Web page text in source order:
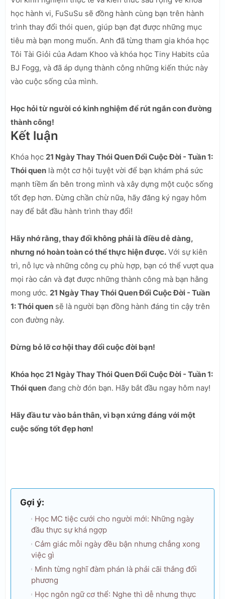
học hành vi, FuSuSu sẽ đồng hành cùng bạn trên hành
trình thay đổi thói quen, giúp bạn đạt được những mục
tiêu mà bạn mong muốn. Anh đã từng tham gia khóa học
Tôi Tài Giỏi của Adam Khoo và khóa học Tiny Habits của
BJ Fogg, và đã áp dụng thành công những kiến thức này
vào cuộc sống của mình.
Học hỏi từ người có kinh nghiệm để rút ngắn con đường
thành công!
Kết luận
Khóa học 21 Ngày Thay Thói Quen Đổi Cuộc Đời - Tuần 1:
Thói quen là một cơ hội tuyệt vời để bạn khám phá sức
mạnh tiềm ẩn bên trong mình và xây dựng một cuộc sống
tốt đẹp hơn. Đừng chần chừ nữa, hãy đăng ký ngay hôm
nay để bắt đầu hành trình thay đổi!
Hãy nhớ rằng, thay đổi không phải là điều dễ dàng,
nhưng nó hoàn toàn có thể thực hiện được. Với sự kiên
trì, nỗ lực và những công cụ phù hợp, bạn có thể vượt qua
mọi rào cản và đạt được những thành công mà bạn hằng
mong ước. 21 Ngày Thay Thói Quen Đổi Cuộc Đời - Tuần
1: Thói quen sẽ là người bạn đồng hành đáng tin cậy trên
con đường này.
Đừng bỏ lỡ cơ hội thay đổi cuộc đời bạn!
Khóa học 21 Ngày Thay Thói Quen Đổi Cuộc Đời - Tuần 1:
Thói quen đang chờ đón bạn. Hãy bắt đầu ngay hôm nay!
Hãy đầu tư vào bản thân, vì bạn xứng đáng với một
cuộc sống tốt đẹp hơn!
Gợi ý:
Học MC tiệc cưới cho người mới: Những ngày
đầu thực sự khá ngợp
Cảm giác mỗi ngày đều bận nhưng chẳng xong
việc gì
Mình từng nghĩ đàm phán là phải cãi thắng đối
phương
Học ngôn ngữ cơ thể: Nghe thì dễ nhưng thực